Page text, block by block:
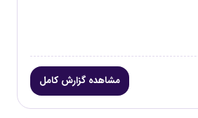
مشاهده گزارش کامل